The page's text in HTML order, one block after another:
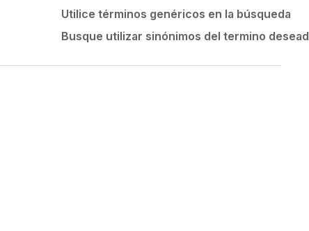
Utilice términos genéricos en la búsqueda
Busque utilizar sinónimos del termino
Velociti